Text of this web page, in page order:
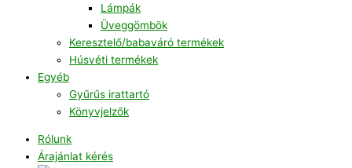
Lámpák
Üveggömbök
Keresztelő/babaváró termékek
Húsvéti termékek
Egyéb
Gyűrűs irattartó
Könyvjelzők
Rólunk
Árajánlat kérés